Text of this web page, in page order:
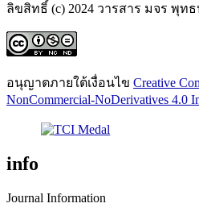
ลิขสิทธิ์ (c) 2024 วารสาร มจร พุ
อนุญาตภายใต้เงื่อนไข Creative
NonCommercial-NoDerivatives 4.0
info
Journal Information